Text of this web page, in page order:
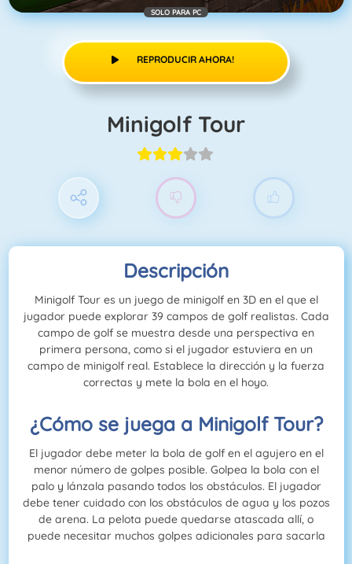
SOLO PARA PC
REPRODUCIR AHORA!
Minigolf Tour
Descripción
Minigolf Tour es un juego de minigolf en 3D en el que el
jugador puede explorar 39 campos de golf realistas. Cada
campo de golf se muestra desde una perspectiva en
primera persona, como si el jugador estuviera en un
campo de minigolf real. Establece la dirección y la fuerza
correctas y mete la bola en el hoyo.
¿Cómo se juega a Minigolf Tour?
El jugador debe meter la bola de golf en el agujero en el
menor número de golpes posible. Golpea la bola con el
palo y lánzala pasando todos los obstáculos. El jugador
debe tener cuidado con los obstáculos de agua y los pozos
de arena. La pelota puede quedarse atascada allí, o
puede necesitar muchos golpes adicionales para sacarla